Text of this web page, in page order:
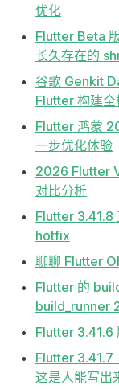
优化
Flutter Beta
长久存在的
谷歌 Genkit
Flutter 构建全
Flutter 鸿蒙
一步优化体验
2026 Flutter
对比分析
Flutter 3.41.8
hotfix
聊聊 Flutter
Flutter 的
build_runner
Flutter 3.41.6
Flutter 3.41.7
这是人能写出